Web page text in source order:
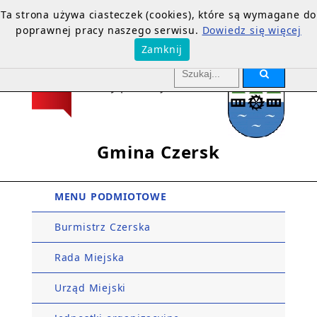
Gmina Czersk
MENU PODMIOTOWE
Burmistrz Czerska
Rada Miejska
Urząd Miejski
Ta strona używa ciasteczek (cookies), które są wymagane do
poprawnej pracy naszego serwisu. Dowiedz się więcej
Zamknij